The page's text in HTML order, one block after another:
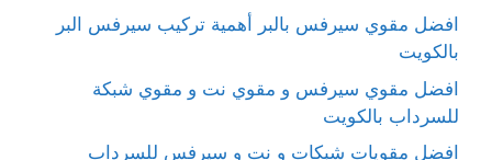
افضل مقوي سيرفس بالبر أهمية تركيب سيرفس البر
بالكويت
افضل مقوي سيرفس و مقوي نت و مقوي شبكة
للسرداب بالكويت
افضل مقويات شبكات و نت و سيرفس للسرداب